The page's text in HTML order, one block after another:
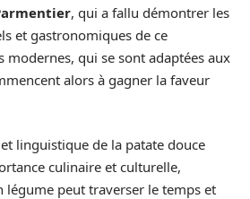
, qui a fallu démontrer les
et gastronomiques de ce
modernes, qui se sont adaptées aux
alors à gagner la faveur
linguistique de la patate douce
culinaire et culturelle,
peut traverser le temps et